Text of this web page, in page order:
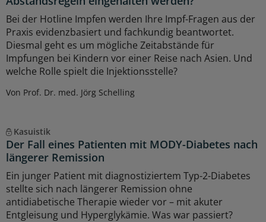
Bei der Hotline Impfen werden Ihre Impf-Fragen aus der
Praxis evidenzbasiert und fachkundig beantwortet.
Diesmal geht es um mögliche Zeitabstände für
Impfungen bei Kindern vor einer Reise nach Asien. Und
welche Rolle spielt die Injektionsstelle?
Von Prof. Dr. med. Jörg Schelling
Kasuistik
Der Fall eines Patienten mit MODY-Diabetes nach
längerer Remission
Ein junger Patient mit diagnostiziertem Typ-2-Diabetes
stellte sich nach längerer Remission ohne
antidiabetische Therapie wieder vor – mit akuter
Entgleisung und Hyperglykämie. Was war passiert?